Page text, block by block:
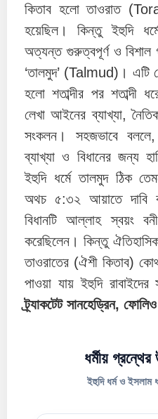
কিতাব হলো তাওরাত
হয়েছিল। কিন্তু ইহুদি
অত্যন্ত গুরুত্বপূর্ণ ও বিশাল
‘তালমুদ’ (Talmud)। এটি
হলো শতাব্দীর পর শতাব্দী
লেখা আইনের ব্যাখ্যা, নৈতিক
সংকলন। সহজভাবে
ব্যাখ্যা ও বিধানের জন্য
ইহুদি ধর্মে তালমুদ ঠিক
অথচ ৫:৩২ আয়াতে দাবি
বিধানটি আল্লাহ স্বয়ং
করেছিলেন। কিন্তু
তাওরাতের (ঐশী কিতাব)
পাওয়া যায় ইহুদি রাবাইদের
ট্র্যাকটেট সানহেড্রিন,
ধর্মীয়
ইহুদি ধর্ম ও ইসলাম